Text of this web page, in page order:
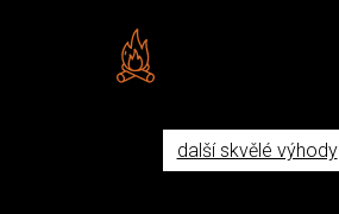
další skvělé výhody